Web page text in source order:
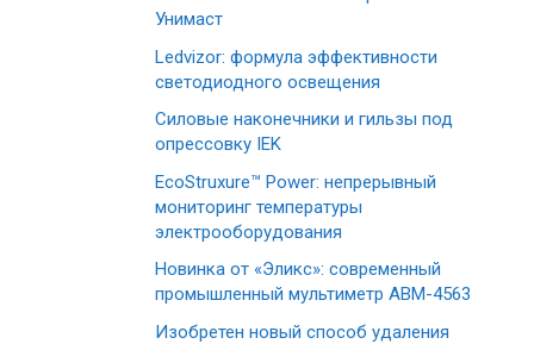
Унимаст
Ledvizor: формула эффективности
светодиодного освещения
Силовые наконечники и гильзы под
опрессовку IEK
EcoStruxure™ Power: непрерывный
мониторинг температуры
электрооборудования
Новинка от «Эликс»: современный
промышленный мультиметр АВМ-4563
Изобретен новый способ удаления